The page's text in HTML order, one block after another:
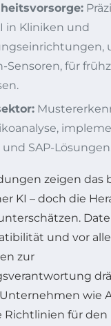
in Kliniken und
Sensoren, für
SAP-Lösungen.
zeigen das
KI – doch die
und vor
zur
wie
Richtlinien für den